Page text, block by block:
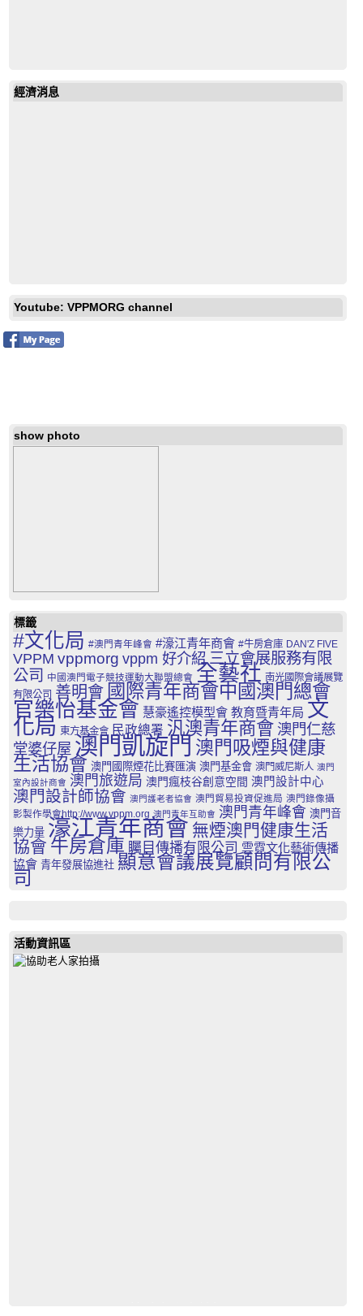
經濟消息
Youtube: VPPMORG channel
show photo
標籤
#文化局 #澳門青年峰會 #濠江青年商會 #牛房倉庫 DAN'Z FIVE
VPPM vppmorg vppm 好介紹 三立會展服務有限
公司
中國澳門電子競技運動大聯盟總會 全藝社 南光國際會議展覽
有限公司 善明會 國際青年商會中國澳門總會
官樂怡基金會 慧豪遙控模型會 教育暨青年局 文
化局 東方基金會 民政總署 汎澳青年商會 澳門仁慈
堂婆仔屋 澳門凱旋門 澳門吸煙與健康
生活協會 澳門國際煙花比賽匯演 澳門基金會 澳門威尼斯人 澳門
室內設計商會 澳門旅遊局 澳門瘋枝谷創意空間 澳門設計中心
澳門設計師協會 澳門護老者協會 澳門貿易投資促進局 澳門錄像攝
影製作學會http://www.vppm.org 澳門青年互助會 澳門青年峰會 澳門音
樂力量 濠江青年商會 無煙澳門健康生活
協會 牛房倉庫 矚目傳播有限公司 雲霓文化藝術傳播
協會 青年發展協進社 顯意會議展覽顧問有限公
司
活動資訊區